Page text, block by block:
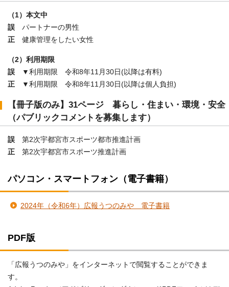
（1）本文中
誤 パートナーの男性
正 健康管理をしたい女性
（2）利用期限
誤 ▼利用期限 令和8年11月30日(以降は有料)
正 ▼利用期限 令和8年11月30日(以降は個人負担)
【冊子版のみ】31ページ 暮らし・住まい・環境・安全
（パブリックコメントを募集します）
誤 第2次宇都宮市スポーツ都市推進計画
正 第2次宇都宮市スポーツ推進計画
パソコン・スマートフォン（電子書籍）
2024年（令和6年）広報うつのみや 電子書籍
PDF版
「広報うつのみや」をインターネットで閲覧することができま
す。